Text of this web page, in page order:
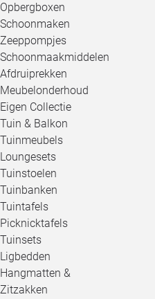
Opbergboxen
Schoonmaken
Zeeppompjes
Schoonmaakmiddelen
Afdruiprekken
Meubelonderhoud
Eigen Collectie
Tuin & Balkon
Tuinmeubels
Loungesets
Tuinstoelen
Tuinbanken
Tuintafels
Picknicktafels
Tuinsets
Ligbedden
Hangmatten &
Zitzakken